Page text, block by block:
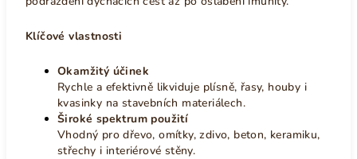
Klíčové vlastnosti
Okamžitý účinek
Rychle a efektivně likviduje plísně, řasy, houby i
kvasinky na stavebních materiálech.
Široké spektrum použití
Vhodný pro dřevo, omítky, zdivo, beton, keramiku,
střechy i interiérové stěny.